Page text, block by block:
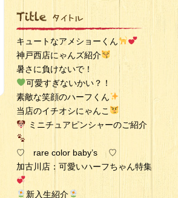
キュートなアメショーくん
神戸西店にゃんズ紹介
暑さに負けないで！
可愛すぎないかい？！
素敵な笑顔のハーフくん
当店のイチオシにゃんこ
ミニチュアピンシャーのご紹介
♡ rare color baby’s ♡
加古川店：可愛いハーフちゃん特集
新入生紹介